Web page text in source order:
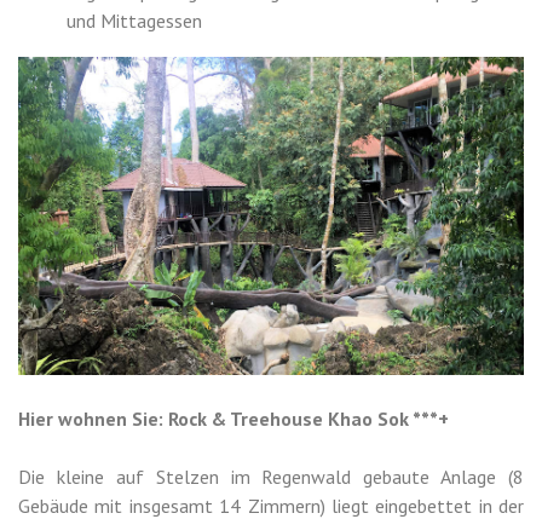
und Mittagessen
Hier wohnen Sie: Rock & Treehouse Khao Sok ***+
Die kleine auf Stelzen im Regenwald gebaute Anlage (8
Gebäude mit insgesamt 14 Zimmern) liegt eingebettet in der